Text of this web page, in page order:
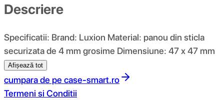
Descriere
Specificatii: Brand: Luxion Material: panou din sticla
securizata de 4 mm grosime Dimensiune: 47 x 47 mm
Afișează tot
cumpara de pe case-smart.ro
Termeni si Conditii